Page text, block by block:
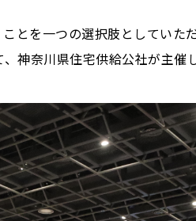
とを一つの選択肢としていた
神奈川県住宅供給公社が主催